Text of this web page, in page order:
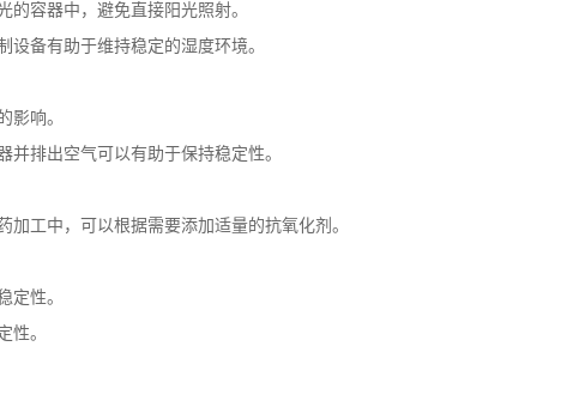
容器中，避免直接阳光照射。
备有助于维持稳定的湿度环境。
影响。
排出空气可以有助于保持稳定性。
工中，可以根据需要添加适量的抗氧化剂。
定性。
性。